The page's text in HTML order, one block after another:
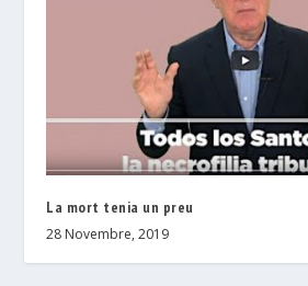
La mort tenia un preu
28 Novembre, 2019